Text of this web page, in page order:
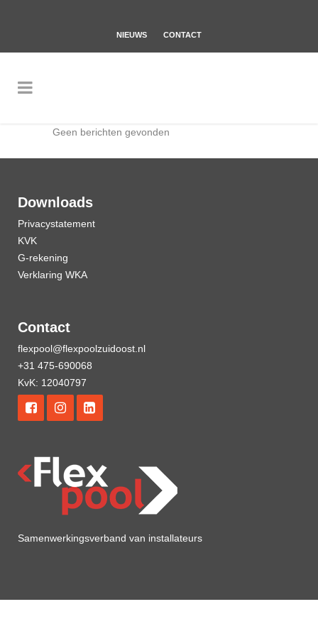
NIEUWS CONTACT
Geen berichten gevonden
Downloads
Privacystatement
KVK
G-rekening
Verklaring WKA
Contact
flexpool@flexpoolzuidoost.nl
+31 475-690068
KvK: 12040797
Samenwerkingsverband van installateurs